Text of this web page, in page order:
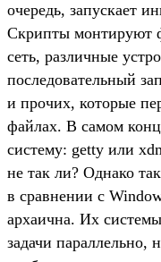
очередь, запускает
Скрипты монтируют
сеть, различные
последовательный
и прочих, которые
файлах. В самом
систему: getty или
не так ли? Однако
в сравнении с
архаична. Их
задачи параллельно,